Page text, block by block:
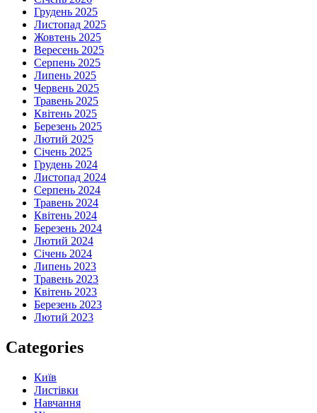
Грудень 2025
Листопад 2025
Жовтень 2025
Вересень 2025
Серпень 2025
Липень 2025
Червень 2025
Травень 2025
Квітень 2025
Березень 2025
Лютий 2025
Січень 2025
Грудень 2024
Листопад 2024
Серпень 2024
Травень 2024
Квітень 2024
Березень 2024
Лютий 2024
Січень 2024
Липень 2023
Травень 2023
Квітень 2023
Березень 2023
Лютий 2023
Categories
Київ
Листівки
Навчання